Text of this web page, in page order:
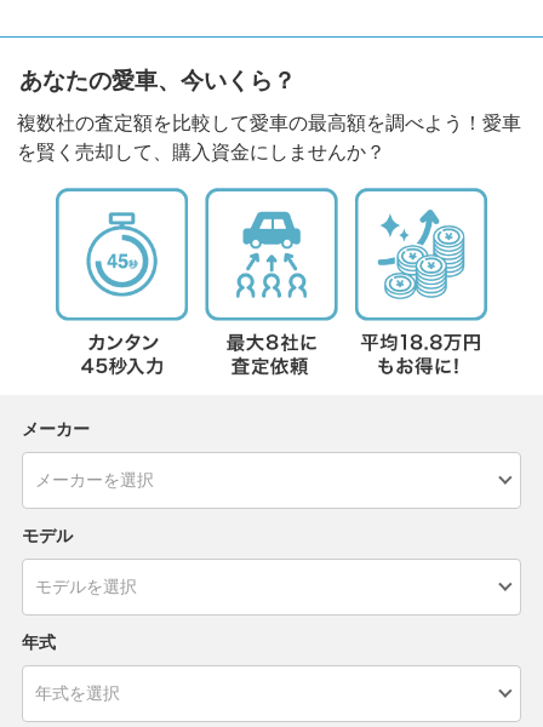
あなたの愛車、今いくら？
複数社の査定額を比較して愛車の最高額を調べよう！愛車
を賢く売却して、購入資金にしませんか？
メーカー
モデル
年式